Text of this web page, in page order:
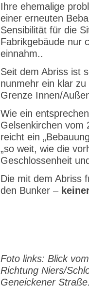
Ihre ehemalige
einer erneuten
Sensibilität für die
Fabrikgebäude nur
einnahm..
Seit dem Abriss ist
nunmehr ein klar
Grenze Innen/
Wie ein
Gelsenkirchen vom
reicht ein
„so weit, wie die
Geschlossenheit
Die mit dem Abriss
den Bunker –
Foto links: Blick
Richtung Niers/
Geneickener Straße.